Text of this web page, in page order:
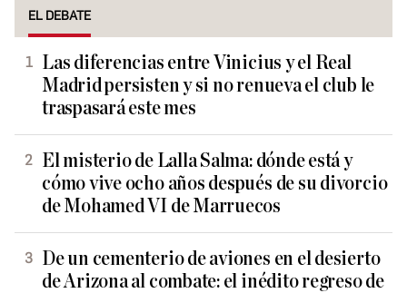
EL DEBATE
Las diferencias entre Vinicius y el Real
Madrid persisten y si no renueva el club le
traspasará este mes
El misterio de Lalla Salma: dónde está y
cómo vive ocho años después de su divorcio
de Mohamed VI de Marruecos
De un cementerio de aviones en el desierto
de Arizona al combate: el inédito regreso de